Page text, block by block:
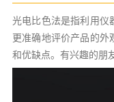
光电比色法是指利用仪
更准确地评价产品的外
和优缺点。有兴趣的朋